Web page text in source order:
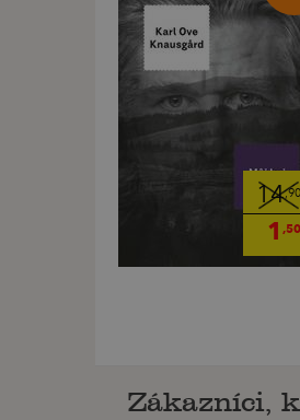
14,90
1 ,50
Zákazníci,